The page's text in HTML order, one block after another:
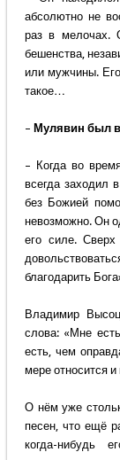
абсолютно не
раз в мелочах.
бешенства,
или мужчины.
такое…
– Мулявин был
– Когда во
всегда заходил
без Божией
невозможно. Он
его силе.
благодарить
Владимир
слова: «Мне
есть, чем
мере относится
О нём уже
песен, что ещё
когда-нибудь